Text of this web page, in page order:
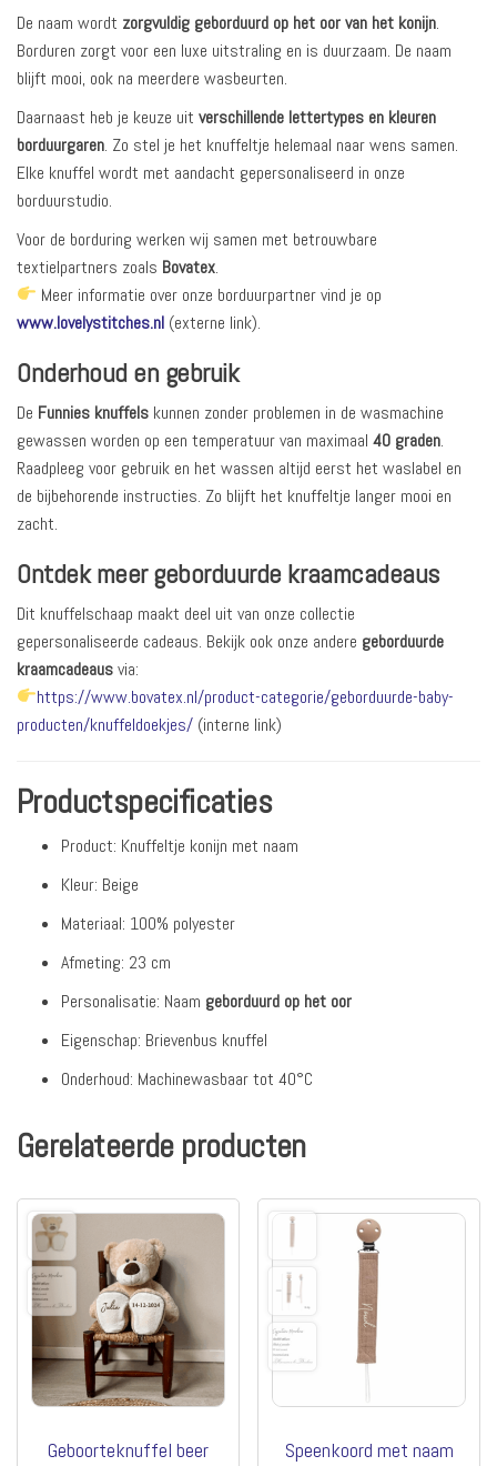
De naam wordt zorgvuldig geborduurd op het oor van het konijn.
Borduren zorgt voor een luxe uitstraling en is duurzaam. De naam
blijft mooi, ook na meerdere wasbeurten.
Daarnaast heb je keuze uit verschillende lettertypes en kleuren
borduurgaren. Zo stel je het knuffeltje helemaal naar wens samen.
Elke knuffel wordt met aandacht gepersonaliseerd in onze
borduurstudio.
Voor de borduring werken wij samen met betrouwbare
textielpartners zoals Bovatex.
Meer informatie over onze borduurpartner vind je op
www.lovelystitches.nl (externe link).
Onderhoud en gebruik
De Funnies knuffels kunnen zonder problemen in de wasmachine
gewassen worden op een temperatuur van maximaal 40 graden.
Raadpleeg voor gebruik en het wassen altijd eerst het waslabel en
de bijbehorende instructies. Zo blijft het knuffeltje langer mooi en
zacht.
Ontdek meer geborduurde kraamcadeaus
Dit knuffelschaap maakt deel uit van onze collectie
gepersonaliseerde cadeaus. Bekijk ook onze andere geborduurde
kraamcadeausvia:
https://www.bovatex.nl/product-categorie/geborduurde-baby-
producten/knuffeldoekjes/ (interne link)
Productspecificaties
Product: Knuffeltje konijn met naam
Kleur: Beige
Materiaal: 100% polyester
Afmeting: 23 cm
Personalisatie: Naam geborduurd op het oor
Eigenschap: Brievenbus knuffel
Onderhoud: Machinewasbaar tot 40°C
Gerelateerde producten
Geboorteknuffel beer
Speenkoord met naam